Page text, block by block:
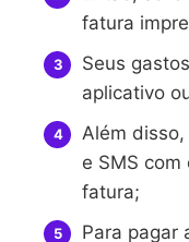
fatura
Seus
aplicativo
Além
e SMS
fatura;
Para pagar